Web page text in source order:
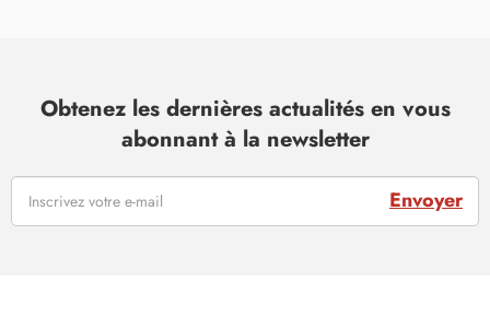
Obtenez les dernières actualités en vous
abonnant à la newsletter
Envoyer